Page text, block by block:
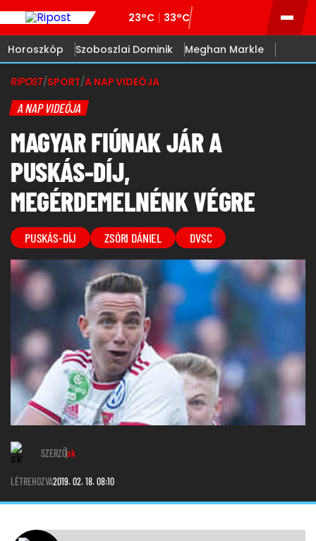
23°C 33°C
Horoszkóp Szoboszlai Dominik Meghan Markle
RIPOST/SPORT/A NAP VIDEÓJA
A NAP VIDEÓJA
MAGYAR FIÚNAK JÁR A
PUSKÁS-DÍJ,
MEGÉRDEMELNÉNK VÉGRE
PUSKÁS-DÍJ ZSÓRI DÁNIEL DVSC
SZERZŐsk
LÉTREHOZVA2019. 02. 18. 08:10